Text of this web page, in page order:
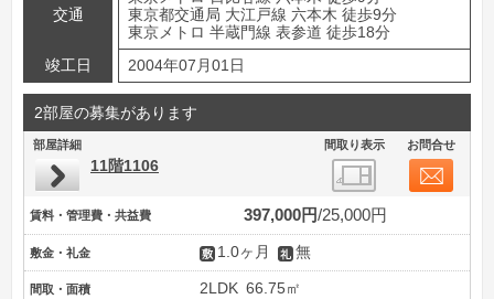
交通
東京都交通局 大江戸線 六本木 徒歩9分
東京メトロ 半蔵門線 表参道 徒歩18分
竣工日
2004年07月01日
2部屋の募集があります
部屋詳細 間取り表示 お問合せ
11階1106
賃料・管理費・共益費 397,000円 25,000円
敷金・礼金 1.0ヶ月 無
間取・面積 2LDK 66.75㎡